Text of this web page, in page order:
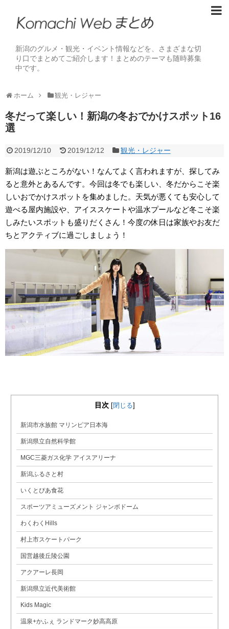
新潟のグルメ・観光・イベント情報などを、さまざまな切
り口でまとめてご紹介します！まとめのテーマも随時募集
中です。
ホーム 観光・レジャー
冬だって楽しい！新潟の冬おでかけスポット16
選
2019/12/10 2019/12/12 観光・レジャー
新潟は遊ぶところがない！なんてよく言われますが、探してみ
ると意外とあるんです。今回は冬でも楽しい、冬だからこそ楽
しいおでかけスポットを集めました。天気が悪くても安心して
遊べる屋内施設や、アイススケートや温水プールなど冬こそ楽
しみたいスポットも盛りだくさん！今度の休日は家族やお友だ
ちとアクティブに過ごしましょう！
目次 [閉じる]
新潟市水族館 マリンピア日本海
新潟県立自然科学館
MGC三菱ガス化学 アイスアリーナ
新潟ふるさと村
いくとぴあ食花
スポーツアミューズメント ジャンボドーム
わくわくHills
村上市スケートパーク
国営越後丘陵公園
アクアーレ長岡
新潟県立近代美術館
Kids Magic
温泉+かふぇ ランドマーク妙高高原